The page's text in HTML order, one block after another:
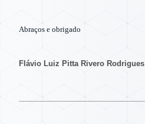
Abraços e obrigado
Flávio Luiz Pitta Rivero Rodrigues